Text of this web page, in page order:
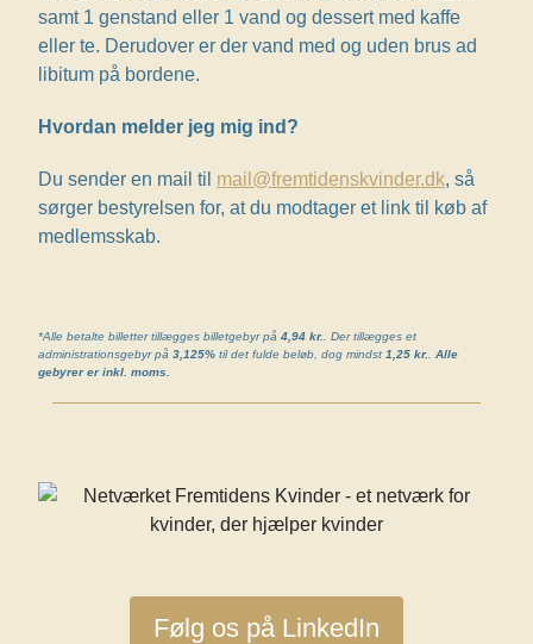
samt 1 genstand eller 1 vand og dessert med kaffe
eller te. Derudover er der vand med og uden brus ad
libitum på bordene.
Hvordan melder jeg mig ind?
Du sender en mail til mail@fremtidenskvinder.dk, så
sørger bestyrelsen for, at du modtager et link til køb af
medlemsskab.
*Alle betalte billetter tillægges billetgebyr på 4,94 kr. . Der tillægges et
administrationsgebyr på 3,125% til det fulde beløb, dog mindst 1,25 kr.
Alle
gebyrer er inkl. moms.
Følg os på LinkedIn